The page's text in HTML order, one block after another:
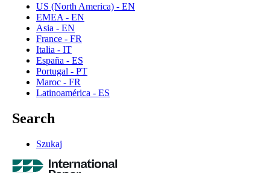
US (North America) - EN
EMEA - EN
Asia - EN
France - FR
Italia - IT
España - ES
Portugal - PT
Maroc - FR
Latinoamérica - ES
Search
Szukaj